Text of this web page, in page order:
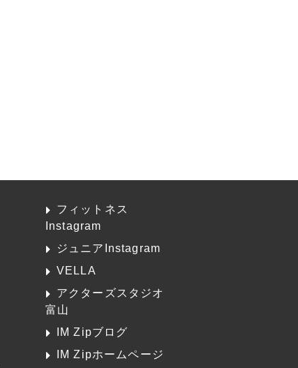
フィットネス
Instagram
ジュニアInstagram
VELLA
アクターズスタジオ
富山
IM Zipブログ
IM Zipホームページ